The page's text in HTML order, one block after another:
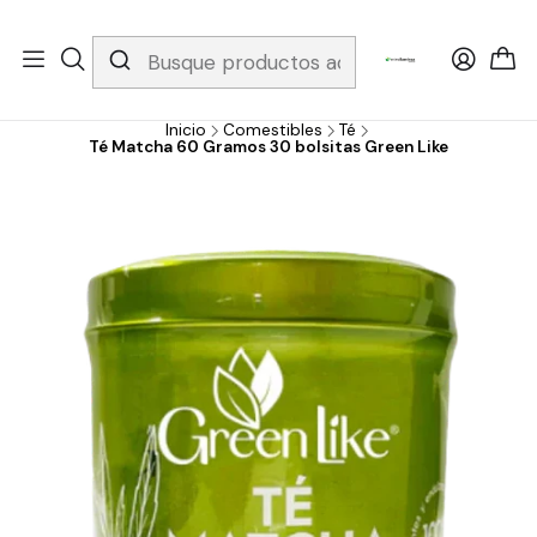
Whatsapp 3229079958/ Fijo 6019251796 / Envios a todo el país y
gratis apartir de 199.000!
Inicio Comestibles
Té
Té Matcha 60 Gramos 30 bolsitas Green Like